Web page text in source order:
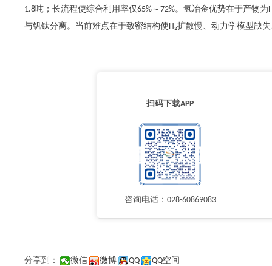
1.8吨；长流程使综合利用率仅65%～72%。氢冶金优势在于产物
与钒钛分离。当前难点在于致密结构使H₂扩散慢、动力学模型缺
扫码下载APP
咨询电话：028-60869083
分享到： 微信 微博 QQ QQ空间